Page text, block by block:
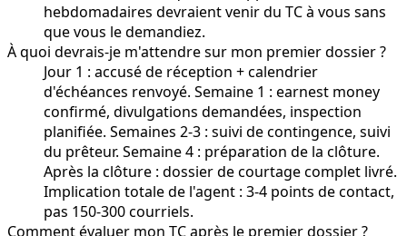
hebdomadaires devraient venir du TC à vous sans
que vous le demandiez.
À quoi devrais-je m'attendre sur mon premier dossier ?
Jour 1 : accusé de réception + calendrier
d'échéances renvoyé. Semaine 1 : earnest money
confirmé, divulgations demandées, inspection
planifiée. Semaines 2-3 : suivi de contingence, suivi
du prêteur. Semaine 4 : préparation de la clôture.
Après la clôture : dossier de courtage complet livré.
Implication totale de l'agent : 3-4 points de contact,
pas 150-300 courriels.
Comment évaluer mon TC après le premier dossier ?